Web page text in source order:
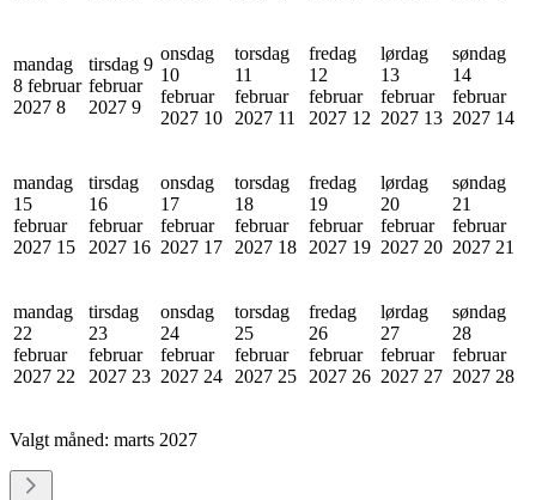
mandag
8 februar
2027 8
tirsdag 9
februar
2027 9
onsdag
10
februar
2027 10
torsdag
11
februar
2027 11
fredag
12
februar
2027 12
lørdag
13
februar
2027 13
søndag
14
februar
2027 14
mandag
15
februar
2027 15
tirsdag
16
februar
2027 16
onsdag
17
februar
2027 17
torsdag
18
februar
2027 18
fredag
19
februar
2027 19
lørdag
20
februar
2027 20
søndag
21
februar
2027 21
mandag
22
februar
2027 22
tirsdag
23
februar
2027 23
onsdag
24
februar
2027 24
torsdag
25
februar
2027 25
fredag
26
februar
2027 26
lørdag
27
februar
2027 27
søndag
28
februar
2027 28
Valgt måned: marts 2027